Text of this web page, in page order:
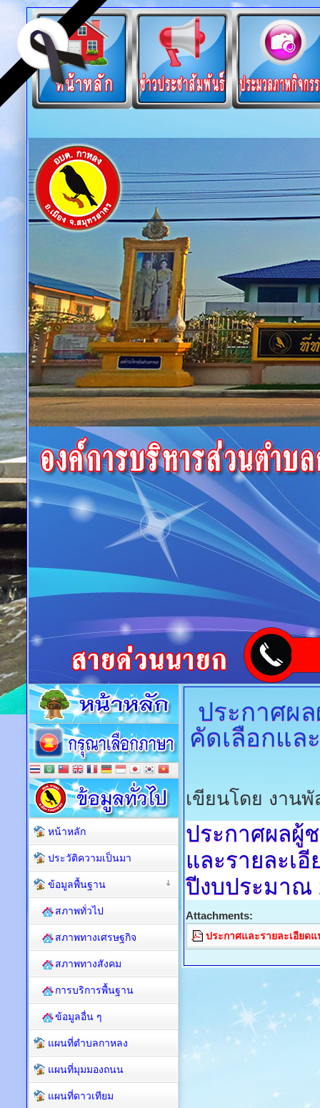
ประกาศผ
คัดเลือกแล
เขียนโดย งานพั
ประกาศผลผู้
และรายละเ
ปีงบประมาณ
Attachments:
ประกาศและรายละเอียด
หน้าหลัก
ประวัติความเป็นมา
ข้อมูลพื้นฐาน
สภาพทั่วไป
สภาพทางเศรษฐกิจ
สภาพทางสังคม
การบริการพื้นฐาน
ข้อมูลอื่น ๆ
แผนที่ตำบลกาหลง
แผนที่มุมมองถนน
แผนที่ดาวเทียม